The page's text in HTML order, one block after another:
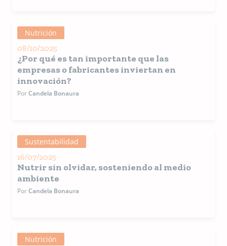
Nutrición
08/10/2025
¿Por qué es tan importante que las
empresas o fabricantes inviertan en
innovación?
PorCandela Bonaura
Sustentabilidad
16/07/2025
Nutrir sin olvidar, sosteniendo al medio
ambiente
PorCandela Bonaura
Nutrición